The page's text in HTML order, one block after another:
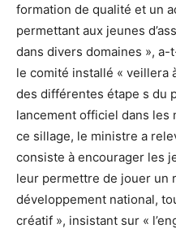
formation de qualité et un
permettant aux jeunes
dans divers domaines », a-
le comité installé « veillera
des différentes étape s du
lancement officiel dans les
ce sillage, le ministre a
consiste à encourager les
leur permettre de jouer un
développement national,
créatif », insistant sur «